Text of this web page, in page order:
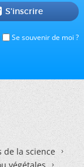
Se souvenir de moi ?
S'inscrire
de la science